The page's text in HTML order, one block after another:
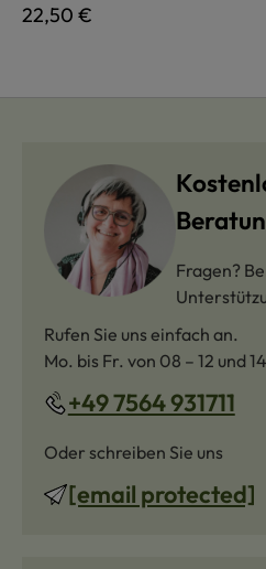
Regulärer Preis:
22,50 €
Fragen?
Rufen Sie uns einfach an.
Mo. bis Fr. von 08 – 12 und
+49 7564 931711
Oder schreiben Sie uns
[email protected]